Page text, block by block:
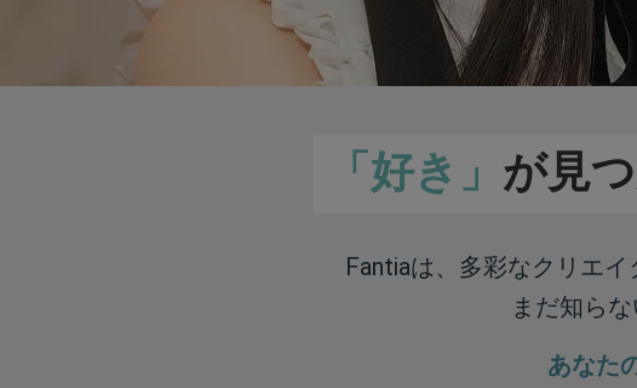
「好き」 が見つ
Fantiaは、多彩なクリエイ
まだ知ら
あなた